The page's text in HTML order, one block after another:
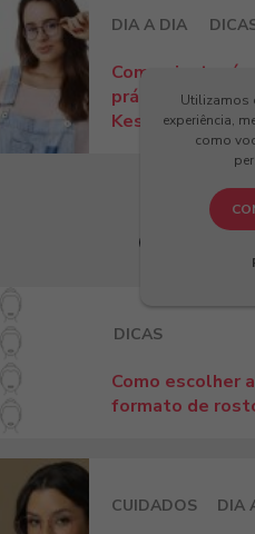
DIA A DIA
Como ajustar
práticas para
Kessy!
DICAS
Como escolher
formato de
CUIDADOS DIA
Utilizamos
experiência,
como